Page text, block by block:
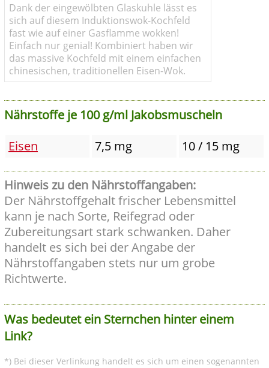
Dank der eingewölbten Glaskuhle lässt es
sich auf diesem Induktionswok-Kochfeld
fast wie auf einer Gasflamme wokken!
Einfach nur genial! Kombiniert haben wir
das massive Kochfeld mit einem einfachen
chinesischen, traditionellen Eisen-Wok.
Nährstoffe je 100 g/ml Jakobsmuscheln
Eisen
7,5 mg 10 / 15 mg
Hinweis zu den Nährstoffangaben:
Der Nährstoffgehalt frischer Lebensmittel
kann je nach Sorte, Reifegrad oder
Zubereitungsart stark schwanken. Daher
handelt es sich bei der Angabe der
Nährstoffangaben stets nur um grobe
Richtwerte.
Was bedeutet ein Sternchen hinter einem
Link?
*) Bei dieser Verlinkung handelt es sich um einen sogenannten